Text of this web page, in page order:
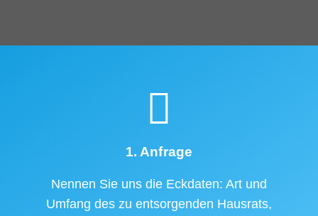
1. Anfrage
Nennen Sie uns die Eckdaten: Art und
Umfang des zu entsorgenden Hausrats,